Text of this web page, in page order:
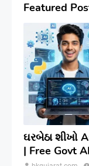
Featured
ઘરબેઠા શીખો
| Free Govt